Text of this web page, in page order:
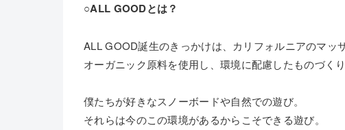
○ALL GOODとは？
ALL GOOD誕生のきっかけは、カリフォルニアのマッ
オーガニック原料を使用し、環境に配慮したものづく
僕たちが好きなスノーボードや自然での遊び。
それらは今のこの環境があるからこそできる遊び。